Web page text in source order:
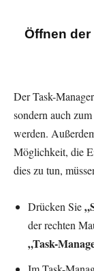
Öffnen
Der Task-
sondern auch
werden.
Möglichkeit, die
dies zu tun,
Drücken Sie
der rechten
„Task-